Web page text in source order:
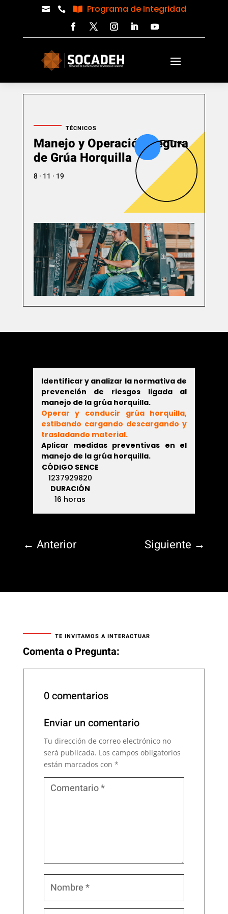
   Programa de Integridad
TÉCNICOS
Manejo y Operación Segura
de Grúa Horquilla
8 · 11 · 19
Identificar y analizar la normativa de
prevención de riesgos ligada al
manejo de la grúa horquilla.
Operar y conducir grúa horquilla,
estibando cargando descargando y
trasladando material.
Aplicar medidas preventivas en el
manejo de la grúa horquilla.
CÓDIGO SENCE
1237929820
DURACIÓN
16 horas
← Anterior Siguiente →
TE INVITAMOS A INTERACTUAR
Comenta o Pregunta:
0 comentarios
Enviar un comentario
Tu dirección de correo electrónico no
será publicada. Los campos obligatorios
están marcados con *